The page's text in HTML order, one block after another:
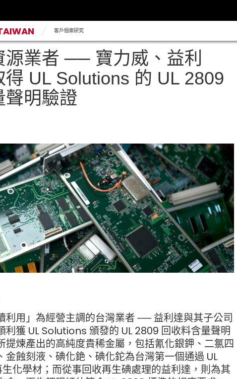
客戶個案研究
源業者 ── 寶力威、益利
得 UL Solutions 的 UL 2809
聲明驗證
利用」為經營主調的台灣業者 ── 益利達與其子公司
利獲 UL Solutions 頒發的 UL 2809 回收料含量聲明
提煉產出的高純度貴稀金屬，包括氰化銀鉀、二氯四
金蝕刻液、碘化銫、碘化鉈為台灣第一個通過 UL
化學材；而從事回收再生碘處理的益利達，則為其